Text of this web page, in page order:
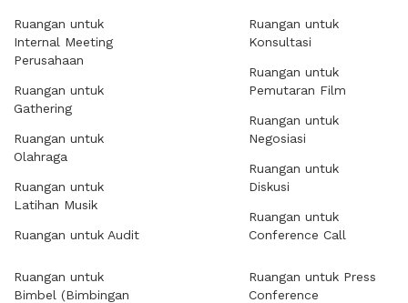
Ruangan untuk
Internal Meeting
Perusahaan
Ruangan untuk
Gathering
Ruangan untuk
Olahraga
Ruangan untuk
Latihan Musik
Ruangan untuk Audit
Ruangan untuk
Konsultasi
Ruangan untuk
Pemutaran Film
Ruangan untuk
Negosiasi
Ruangan untuk
Diskusi
Ruangan untuk
Conference Call
Ruangan untuk
Bimbel (Bimbingan
Ruangan untuk Press
Conference